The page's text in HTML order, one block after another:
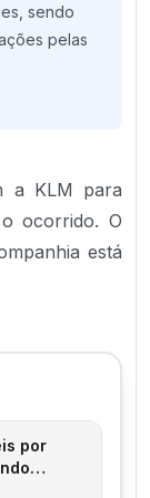
sendo
pelas
a KLM para
ocorrido. O
está
por